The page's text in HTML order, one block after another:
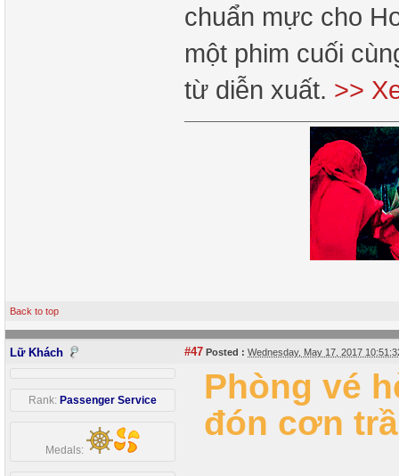
chuẩn mực cho
một phim cuối
từ diễn xuất. >>
Back to top
Lữ Khách #47 Posted : Wednesday, May 17, 2017
Rank: Passenger Service
Medals:
Phòng vé
đón cơn